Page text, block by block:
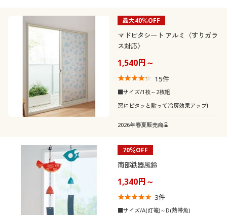
大きいサイズ レディース下着
大きいサイズ メンズ
大きいサイズ 事務・制服
シークレットセール
商品カテゴリ一覧
カタログ
カタログ・チラシからのご注文
デジタルカタログ
カタログ無料プレゼント
会員メニュー
マイページ
(2〜2.9)
レディースサ
M 3L
A
靴・靴下サイ
23.5
最大40％OFF
マドピタシート アルミ〈すりガラ
ス対応〉
1,540円～
15件
■サイズ/1枚～2枚組
窓にピタッと貼って冷房効果アップ!
2026年春夏販売商品
70％OFF
南部鉄器風鈴
1,340円～
3件
■サイズ/A(灯篭)～D(熱帯魚)